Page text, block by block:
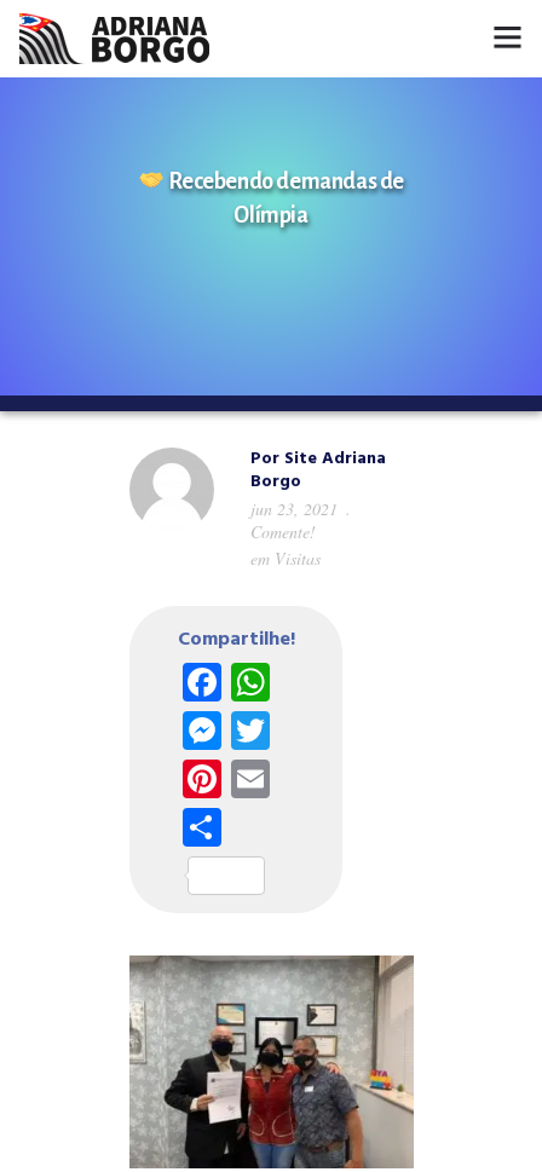
Recebendo demandas de
Olímpia
Por Site Adriana
Borgo
jun 23, 2021
Comente!
em Visitas
Compartilhe!
Facebook
WhatsApp
Messenger
Twitter
Pinterest
Email
Share